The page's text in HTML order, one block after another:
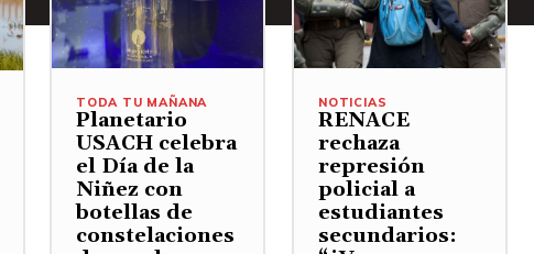
TODA TU MAÑANA
Planetario
USACH celebra
el Día de la
Niñez con
botellas de
constelaciones
NOTICIAS
RENACE
rechaza
represión
policial a
estudiantes
secundarios: